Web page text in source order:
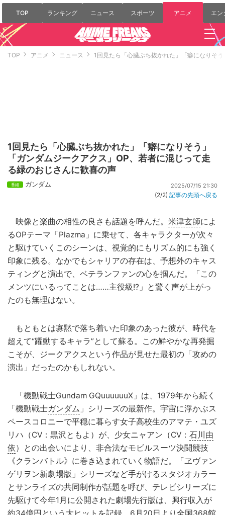
TOP ランキング ニュース スポーツ アニメ エン
TOP アニメ ニュース 1回見たら「心臓ぶち抜かれた」「癖になりそ
1回見たら「心臓ぶち抜かれた」「癖になりそう」
「ガンダムジークアクス」OP、若者に混じって走
る緑のおじさんに歓喜の声
ガンダム 2025/07/15 21:30
(2/2) 記事の先頭へ戻る
映像と楽曲の相性の良さも話題を呼んだ。 米津玄師によ
るOPテーマ「Plazma」に乗せて、各キャラクターが次々
と駆けていくこのシーンは、視覚的にもリズム的にも強く
印象に残る。なかでもシャリアの存在は、予想外のキャス
ティングと演出で、ベテランファンの心を掴んだ。「この
メンツにいるってことは……主役級!?」と驚く声が上がっ
たのも無理はない。
もともとは寡黙で落ち着いた印象のあった彼が、時代を
超えて“躍動するキャラ”として蘇る。この鮮やかな再発掘
こそが、ジークアクスという作品が見せた最初の「攻めの
演出」だったのかもしれない。
「機動戦士Gundam GQuuuuuuX」は、1979年から続く
「機動戦士ガンダム 」シリーズの最新作。宇宙に浮かぶス
ペースコロニーで平穏に暮らす女子高校生のアマテ・ユズ
リハ（CV：黒沢ともよ）が、少女ニャアン（CV： 石川由
依）との出会いにより、非合法なモビルスーツ決闘競技
《クランバトル》に巻き込まれていく物語だ。「ヱヴァン
ゲリヲン新劇場版」シリーズなど手がけるスタジオカラー
とサンライズの共同制作が話題を呼び、テレビシリーズに
先駆けて今年1月に公開された劇場先行版は、興行収入が